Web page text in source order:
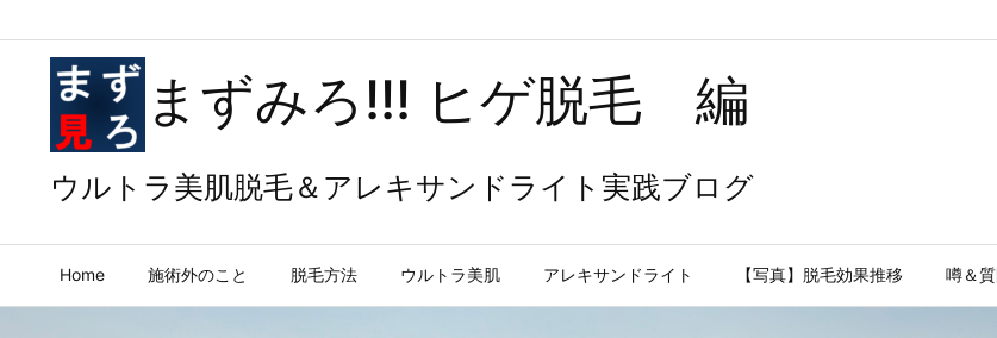
まずみろ!!! ヒゲ脱毛 編
ウルトラ美肌脱毛＆アレキサンドライト実践ブログ
Home 施術外のこと 脱毛方法 ウルトラ美肌 アレキサンドライト 【写真】脱毛効果推移 噂＆